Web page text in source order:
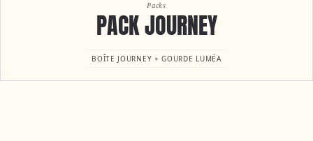
Packs
PACK JOURNEY
BOÎTE JOURNEY + GOURDE LUMÉA